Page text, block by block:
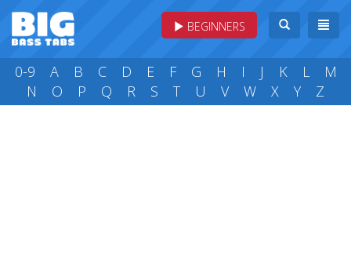
BEGINNERS
0-9 A B C D E F G H I J K L
M
N
O P Q R S T U V W X Y Z